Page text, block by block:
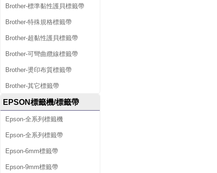
Brother-標準黏性護貝標籤帶
Brother-特殊規格標籤帶
Brother-超黏性護貝標籤帶
Brother-可彎曲纜線標籤帶
Brother-燙印布質標籤帶
Brother-其它標籤帶
EPSON標籤機/標籤帶
Epson-全系列標籤機
Epson-全系列標籤帶
Epson-6mm標籤帶
Epson-9mm標籤帶